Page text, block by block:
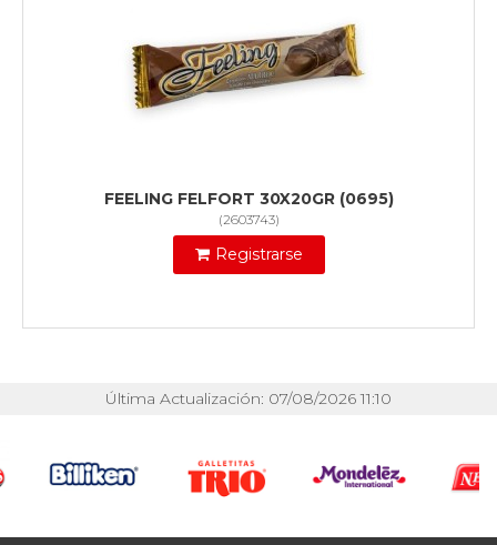
FEELING FELFORT 30X20GR (0695)
(2603743)
Registrarse
Última Actualización: 07/08/2026 11:10